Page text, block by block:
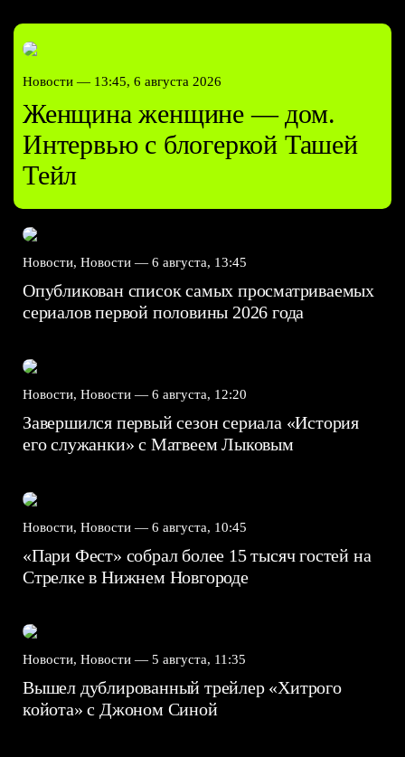
Новости — 13:45, 6 августа 2026
Женщина женщине — дом.
Интервью с блогеркой Ташей
Тейл
Новости, Новости — 6 августа, 13:45
Опубликован список самых просматриваемых
сериалов первой половины 2026 года
Новости, Новости — 6 августа, 12:20
Завершился первый сезон сериала «История
его служанки» с Матвеем Лыковым
Новости, Новости — 6 августа, 10:45
«Пари Фест» собрал более 15 тысяч гостей на
Стрелке в Нижнем Новгороде
Новости, Новости — 5 августа, 11:35
Вышел дублированный трейлер «Хитрого
койота» с Джоном Синой